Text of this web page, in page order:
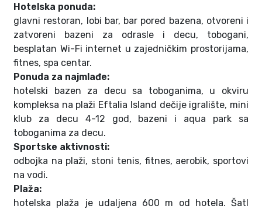
Hotelska ponuda:
glavni restoran, lobi bar, bar pored bazena, otvoreni i
zatvoreni bazeni za odrasle i decu, tobogani,
besplatan Wi-Fi internet u zajedničkim prostorijama,
fitnes, spa centar.
Ponuda za najmlađe:
hotelski bazen za decu sa toboganima, u okviru
kompleksa na plaži Eftalia Island dečije igralište, mini
klub za decu 4-12 god, bazeni i aqua park sa
toboganima za decu.
Sportske aktivnosti:
odbojka na plaži, stoni tenis, fitnes, aerobik, sportovi
na vodi.
Plaža:
hotelska plaža je udaljena 600 m od hotela. Šatl